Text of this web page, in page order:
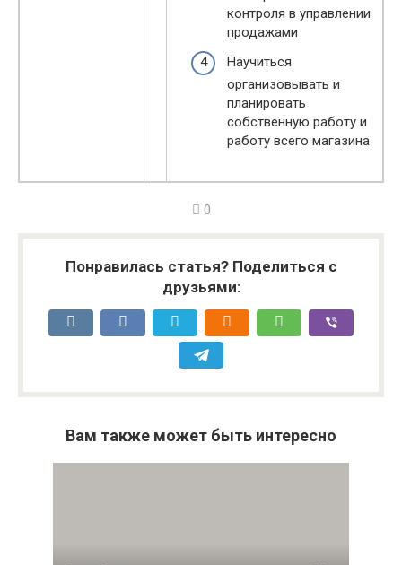
контроля в управлении
продажами
Научиться
организовывать и
планировать
собственную работу и
работу всего магазина
0
Понравилась статья? Поделиться с
друзьями:
Вам также может быть интересно